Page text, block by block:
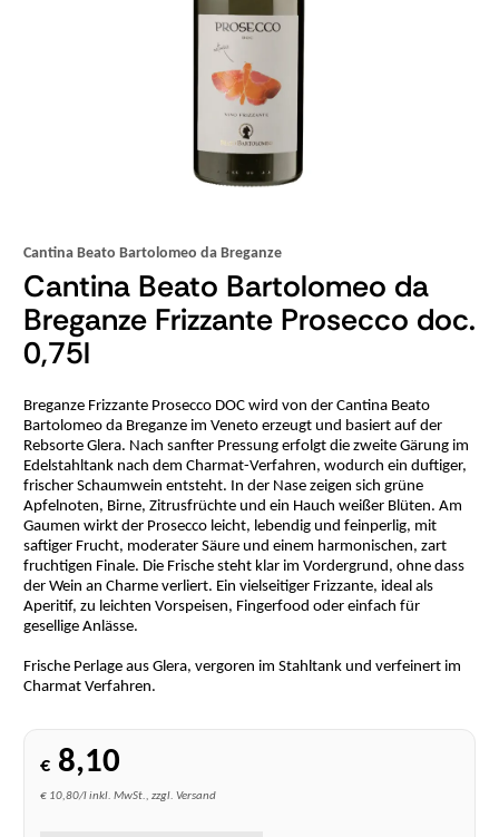
Cantina Beato Bartolomeo da Breganze
Cantina Beato Bartolomeo da
Breganze Frizzante Prosecco doc.
0,75l
Breganze Frizzante Prosecco DOC wird von der Cantina Beato
Bartolomeo da Breganze im Veneto erzeugt und basiert auf der
Rebsorte Glera. Nach sanfter Pressung erfolgt die zweite Gärung im
Edelstahltank nach dem Charmat-Verfahren, wodurch ein duftiger,
frischer Schaumwein entsteht. In der Nase zeigen sich grüne
Apfelnoten, Birne, Zitrusfrüchte und ein Hauch weißer Blüten. Am
Gaumen wirkt der Prosecco leicht, lebendig und feinperlig, mit
saftiger Frucht, moderater Säure und einem harmonischen, zart
fruchtigen Finale. Die Frische steht klar im Vordergrund, ohne dass
der Wein an Charme verliert. Ein vielseitiger Frizzante, ideal als
Aperitif, zu leichten Vorspeisen, Fingerfood oder einfach für
gesellige Anlässe.
Frische Perlage aus Glera, vergoren im Stahltank und verfeinert im
Charmat Verfahren.
€ 8,10
€ 10,80/l inkl. MwSt., zzgl. Versand